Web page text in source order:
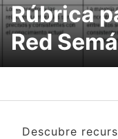
Rúbrica
Red
Descubre